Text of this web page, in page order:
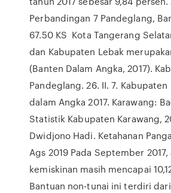
Perbandingan 7 Pandeglang,
67.50 KS Kota Tangerang
dan Kabupaten Lebak
(Banten Dalam Angka, 2017).
Pandeglang. 26. II. 7. Kabupaten
dalam Angka 2017. Karawang:
Statistik Kabupaten Karawang,
Dwidjono Hadi. Ketahanan
Ags 2019 Pada September 2017,
kemiskinan masih mencapai
Bantuan non-tunai ini terdiri